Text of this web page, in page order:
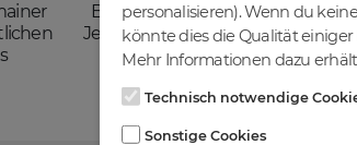
Backorders bereits ab € 4,99.
Je nach deinem Tier-Level und
zzgl. MwSt falls anwendbar
personalisieren). Wenn du
könnte dies die Qualität
Mehr Informationen dazu
Technisch notwendige
Sonstige Cookies